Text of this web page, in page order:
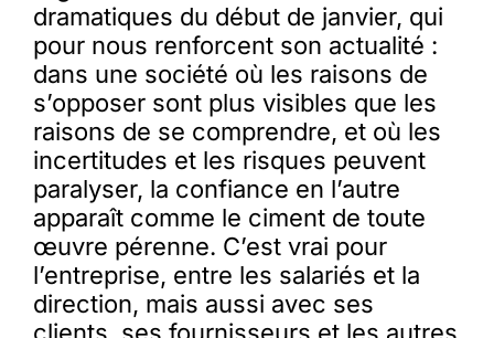
dramatiques du début de janvier, qui
pour nous renforcent son actualité :
dans une société où les raisons de
s’opposer sont plus visibles que les
raisons de se comprendre, et où les
incertitudes et les risques peuvent
paralyser, la confiance en l’autre
apparaît comme le ciment de toute
œuvre pérenne. C’est vrai pour
l’entreprise, entre les salariés et la
direction, mais aussi avec ses